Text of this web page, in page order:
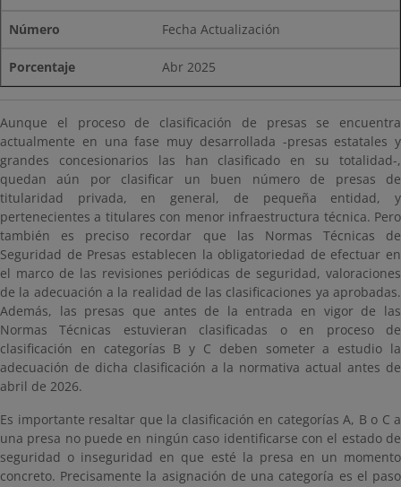
Fecha Actualización
Abr 2025
Aunque el proceso de clasificación de presas se encuentra
actualmente en una fase muy desarrollada -presas estatales y
grandes concesionarios las han clasificado en su totalidad-,
quedan aún por clasificar un buen número de presas de
titularidad privada, en general, de pequeña entidad, y
pertenecientes a titulares con menor infraestructura técnica. Pero
también es preciso recordar que las Normas Técnicas de
Seguridad de Presas establecen la obligatoriedad de efectuar en
el marco de las revisiones periódicas de seguridad, valoraciones
de la adecuación a la realidad de las clasificaciones ya aprobadas.
Además, las presas que antes de la entrada en vigor de las
Normas Técnicas estuvieran clasificadas o en proceso de
clasificación en categorías B y C deben someter a estudio la
adecuación de dicha clasificación a la normativa actual antes de
abril de 2026.
Es importante resaltar que la clasificación en categorías A, B o C a
una presa no puede en ningún caso identificarse con el estado de
seguridad o inseguridad en que esté la presa en un momento
concreto. Precisamente la asignación de una categoría es el paso